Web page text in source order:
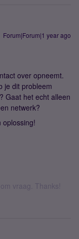
Forum|Forum|1 year ago
over opneemt.
je dit probleem
Gaat het echt alleen
netwerk?
oplossing!
vraag. Thanks!